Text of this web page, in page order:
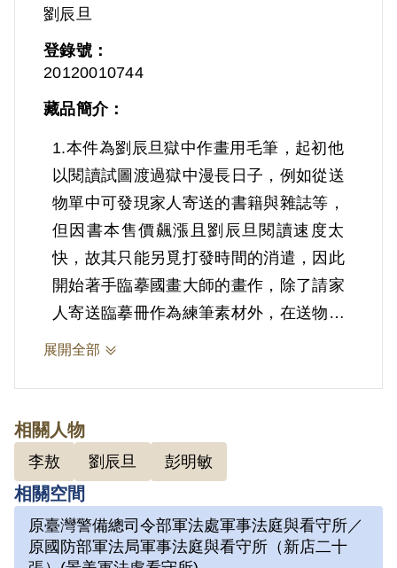
劉辰旦
登錄號：
20120010744
藏品簡介：
1.本件為劉辰旦獄中作畫用毛筆，起初他
以閱讀試圖渡過獄中漫長日子，例如從送
物單中可發現家人寄送的書籍與雜誌等，
但因書本售價飆漲且劉辰旦閱讀速度太
快，故其只能另覓打發時間的消遣，因此
開始著手臨摹國畫大師的畫作，除了請家
人寄送臨摹冊作為練筆素材外，在送物單
中亦可見畫筆等繪畫工具。
2.劉辰旦(1937-)，臺灣臺南人。1971年
因涉「彭明敏案」、「臺南美國新聞處爆
炸案」、「李敖案」被捕，時任水泥公司
屏東營業所管理員；被捕後拘禁於警備總
司令部保安總處地下室及六張犁看守所進
行偵訊長達近一年。1972年移送景美軍
法處看守所，判決結果處以15年有期徒
展開全部
相關人物
李敖 劉辰旦 彭明敏
相關空間
原臺灣警備總司令部軍法處軍事法庭與看守所／
原國防部軍法局軍事法庭與看守所（新店二十